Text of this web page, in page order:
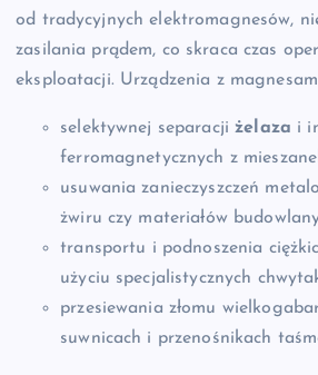
od tradycyjnych elektromagnesów,
zasilania prądem, co skraca czas
eksploatacji. Urządzenia z
selektywnej separacjiżelaza i
ferromagnetycznych z
usuwania zanieczyszczeń
żwiru czy materiałów
transportu i podnoszenia
użyciu specjalistycznych
przesiewania złomu
suwnicach i przenośnikach